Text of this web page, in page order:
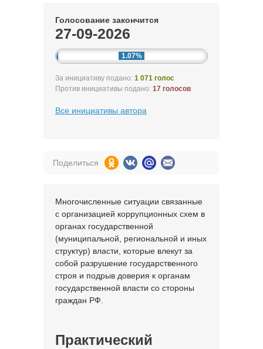
Голосование закончится
27-09-2026
1.07%
За инициативу подано: 1 071 голос
Против инициативы подано: 17 голосов
Все инициативы автора
Поделиться
Многочисленные ситуации связанные
с организацией коррупционных схем в
органах государственной
(муниципальной, региональной и иных
структур) власти, которые влекут за
собой разрушение государственного
строя и подрыв доверия к органам
государственной власти со стороны
граждан РФ.
Практический